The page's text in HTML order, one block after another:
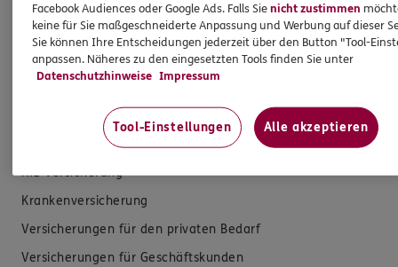
Zahnversicherungen
Kfz-Versicherung
Krankenversicherung
Versicherungen für den privaten Bedarf
Versicherungen für Geschäftskunden
Facebook Audiences oder Google Ads. Falls Sienicht zustimmen
keine für Sie maßgeschneiderte Anpassung und Werbung auf dieser
Sie können Ihre Entscheidungen jederzeit über den Button "Tool-
anpassen. Näheres zu den eingesetzten Tools finden Sie unter
Datenschutzhinweise Impressum
Tool-Einstellungen Alle akzeptieren